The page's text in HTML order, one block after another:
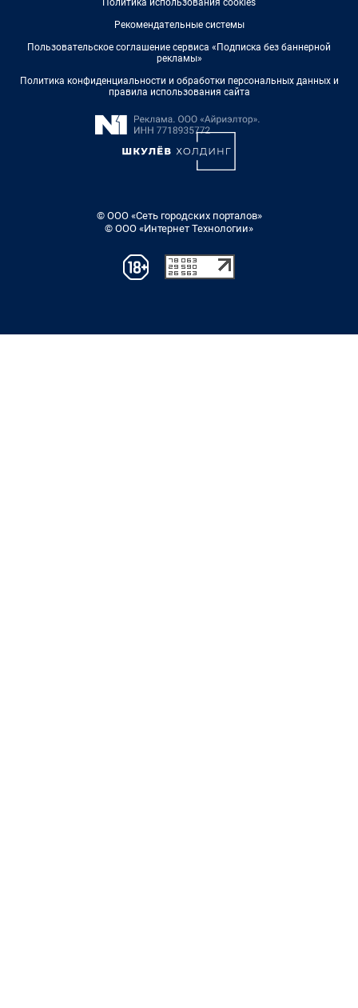
Политика использования cookies
Рекомендательные системы
Пользовательское соглашение сервиса «Подписка без баннерной
рекламы»
Политика конфиденциальности и обработки персональных данных и
правила использования сайта
© ООО «Сеть городских порталов»
© ООО «Интернет Технологии»